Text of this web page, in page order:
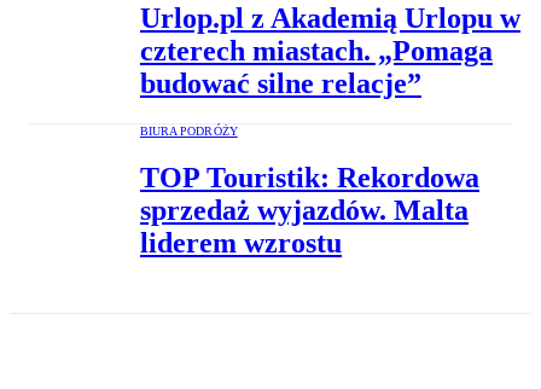
Urlop.pl z Akademią Urlopu w
czterech miastach. „Pomaga
budować silne relacje”
BIURA PODRÓŻY
TOP Touristik: Rekordowa
sprzedaż wyjazdów. Malta
liderem wzrostu